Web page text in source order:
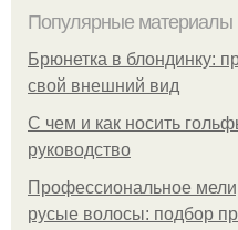
Популярные материалы
Брюнетка в блондинку:
свой внешний вид
С чем и как носить
руководство
Профессиональное
русые волосы: подбор